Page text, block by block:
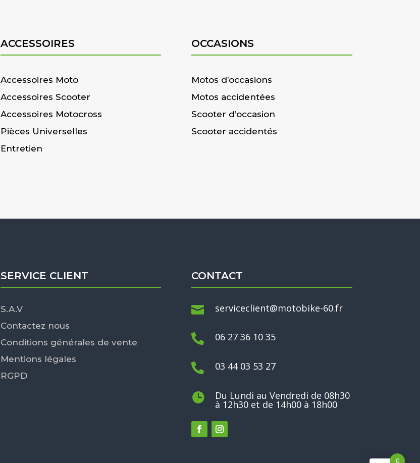
ACCESSOIRES
Accessoires Moto
Accessoires Scooter
Accessoires Motocross
Pièces Universelles
Entretien
OCCASIONS
Motos d’occasions
Motos accidentées
Scooter d’occasion
Scooter accidentés
SERVICE CLIENT
S.A.V
Contactez nous
Conditions générales de vente
Mentions légales
RGPD
CONTACT
 serviceclient@motobike-60.fr
 06 27 36 10 35
 03 44 03 53 27
 Du Lundi au Vendredi de 08h30
à 12h30 et de 14h00 à 18h00
0